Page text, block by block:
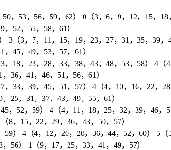
53，56，59，62） 0（3，6，9，12，15，18
52，55，58，61）
（3，7，11，15，19，23，27，31，35，39，
45，49，53，57，61）
18，23，28，33，38，43，48，53，58） 4（
36，41，46，51，56，61）
33，39，45，51，57） 4（4，10，16，22，
25，31，37，43，49，55，61）
52，59） 4（4，11，18，25，32，39，46，
8，15，22，29，36，43，50，57）
） 4（4，12，20，28，36，44，52，60） 5（
56） 1（9，17，25，33，41，49，57）